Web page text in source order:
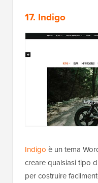
17. Indigo
Indigo è un tema
creare qualsiasi tipo
per costruire